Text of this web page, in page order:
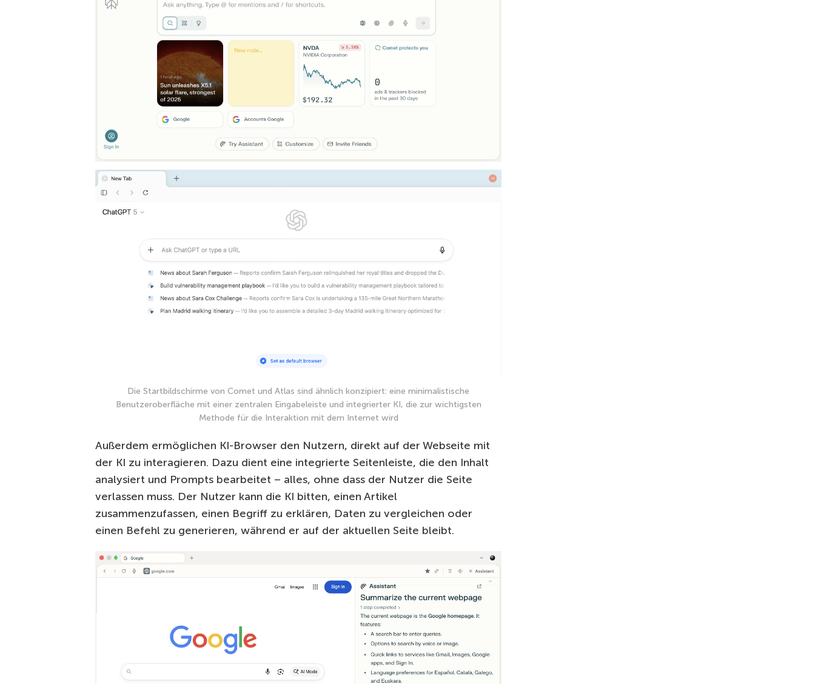
Die Startbildschirme von Comet und Atlas sind ähnlich konzipiert: eine minimalistische
Benutzeroberfläche mit einer zentralen Eingabeleiste und integrierter KI, die zur wichtigsten
Methode für die Interaktion mit dem Internet wird
Außerdem ermöglichen KI-Browser den Nutzern, direkt auf der Webseite mit
der KI zu interagieren. Dazu dient eine integrierte Seitenleiste, die den Inhalt
analysiert und Prompts bearbeitet – alles, ohne dass der Nutzer die Seite
verlassen muss. Der Nutzer kann die KI bitten, einen Artikel
zusammenzufassen, einen Begriff zu erklären, Daten zu vergleichen oder
einen Befehl zu generieren, während er auf der aktuellen Seite bleibt.